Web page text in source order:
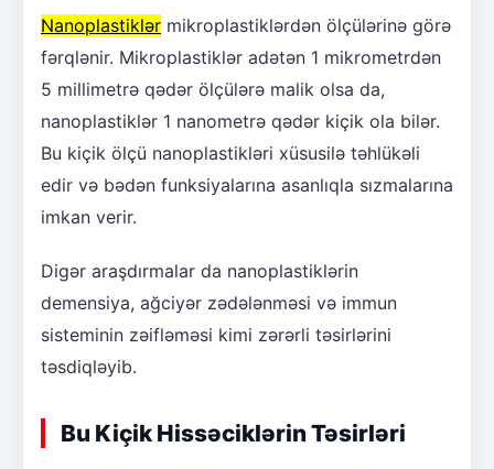
Nanoplastiklər mikroplastiklərdən ölçülərinə görə
fərqlənir. Mikroplastiklər adətən 1 mikrometrdən
5 millimetrə qədər ölçülərə malik olsa da,
nanoplastiklər 1 nanometrə qədər kiçik ola bilər.
Bu kiçik ölçü nanoplastikləri xüsusilə təhlükəli
edir və bədən funksiyalarına asanlıqla sızmalarına
imkan verir.
Digər araşdırmalar da nanoplastiklərin
demensiya, ağciyər zədələnməsi və immun
sisteminin zəifləməsi kimi zərərli təsirlərini
təsdiqləyib.
Bu Kiçik Hissəciklərin Təsirləri